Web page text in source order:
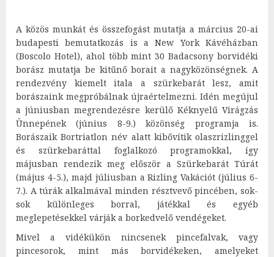
A közös munkát és összefogást mutatja a március 20-ai
budapesti bemutatkozás is a New York Kávéházban
(Boscolo Hotel), ahol több mint 30 Badacsony borvidéki
borász mutatja be kitűnő borait a nagyközönségnek. A
rendezvény kiemelt itala a szürkebarát lesz, amit
borászaink megpróbálnak újraértelmezni. Idén megújul
a júniusban megrendezésre kerülő Kéknyelű Virágzás
Ünnepének (június 8-9.) közönség programja is.
Borászaik Bortriatlon név alatt kibővítik olaszrizlinggel
és szürkebaráttal foglalkozó programokkal, így
májusban rendezik meg először a Szürkebarát Túrát
(május 4-5.), majd júliusban a Rizling Vakációt (július 6-
7.). A túrák alkalmával minden résztvevő pincében, sok-
sok különleges borral, játékkal és egyéb
meglepetésekkel várják a borkedvelő vendégeket.
Mivel a vidékükön nincsenek pincefalvak, vagy
pincesorok, mint más borvidékeken, amelyeket